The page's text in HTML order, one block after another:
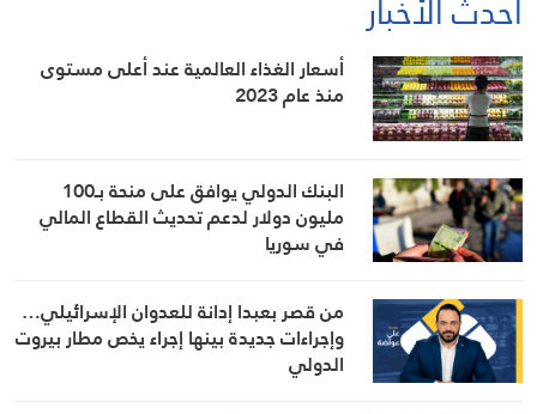
أسعار الغذاء العالمية عند أعلى مستوى
منذ عام 2023
البنك الدولي يوافق على منحة بـ100
مليون دولار لدعم تحديث القطاع المالي
في سوريا
من قصر بعبدا إدانة للعدوان الإسرائيلي…
وإجراءات جديدة بينها إجراء يخص مطار بيروت
الدولي